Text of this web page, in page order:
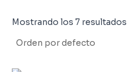
Mostrando los 7 resultados